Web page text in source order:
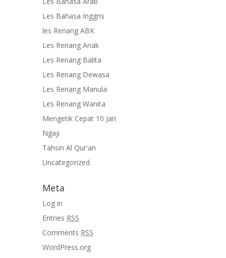
Les Bahasa Inggris
les Renang ABK
Les Renang Anak
Les Renang Balita
Les Renang Dewasa
Les Renang Manula
Les Renang Wanita
Mengetik Cepat 10 Jari
Ngaji
Tahsin Al Qur'an
Uncategorized
Meta
Log in
Entries RSS
Comments RSS
WordPress.org